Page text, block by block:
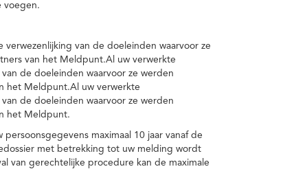
voegen.
van de doeleinden waarvoor ze
van het Meldpunt.Al uw verwerkte
de doeleinden waarvoor ze werden
het Meldpunt.Al uw verwerkte
de doeleinden waarvoor ze werden
het Meldpunt.
maximaal 10 jaar vanaf de
met betrekking tot uw melding wordt
van gerechtelijke procedure kan de maximale